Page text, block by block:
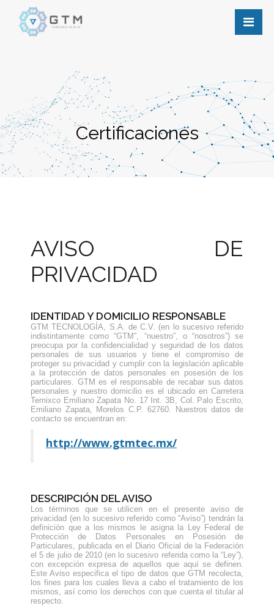
Certificaciones
AVISO DE
PRIVACIDAD
IDENTIDAD Y DOMICILIO RESPONSABLE
GTM TECNOLOGÍA, S.A. de C.V. (en lo sucesivo referido
indistintamente como “GTM”, “nuestro”, o “nosotros”) se
preocupa por la confidencialidad y seguridad de los datos
personales de sus usuarios y tiene el compromiso de
proteger su privacidad y cumplir con la legislación aplicable
a la protección de datos personales en posesión de los
particulares. GTM es el responsable de recabar sus datos
personales y nuestro domicilio es el ubicado en Carretera
Temixco Emiliano Zapata No. 17 Int. 3B, Col. Palo Escrito,
Emiliano Zapata, Morelos C.P. 62760. Nuestros datos de
contacto se encuentran en:
http://www.gtmtec.mx/
DESCRIPCIÓN DEL AVISO
Los términos que se utilicen en el presente aviso de
privacidad (en lo sucesivo referido como “Aviso”) tendrán la
definición que a los mismos le asigna la Ley Federal de
Protección de Datos Personales en Posesión de
Particulares, publicada en el Diario Oficial de la Federación
el 5 de julio de 2010 (en lo sucesivo referida como la “Ley”),
con excepción expresa de aquellos que aquí se definen.
Este Aviso especifica el tipo de datos que GTM recolecta,
los fines para los cuales lleva a cabo el tratamiento de los
mismos, así como los derechos con que cuenta el titular al
respecto.